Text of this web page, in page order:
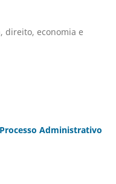
direito, economia e
Administrativo